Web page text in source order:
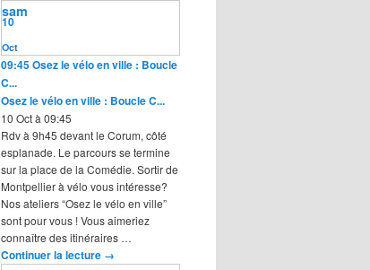
Oct
10
sam
09:45Osez le vélo en ville : Boucle
C...
Osez le vélo en ville : Boucle C...
10 Oct à 09:45
Rdv à 9h45 devant le Corum, côté
esplanade. Le parcours se termine
sur la place de la Comédie. Sortir de
Montpellier à vélo vous intéresse?
Nos ateliers “Osez le vélo en ville”
sont pour vous ! Vous aimeriez
connaître des itinéraires …
Continuer la lecture →